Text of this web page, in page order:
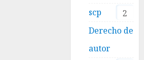
scp
2
Derecho de
autor